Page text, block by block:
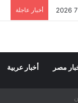
أخبار عاجلة
مصر أخبار عربية